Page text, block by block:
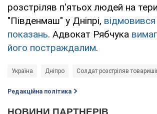
розстріляв п'ятьох людей на
"Південмаш" у Дніпрі, відмовився
показань. Адвокат Рябчука
його постраждалим.
Україна Дніпро Солдат розстріляв
Редакційна політика